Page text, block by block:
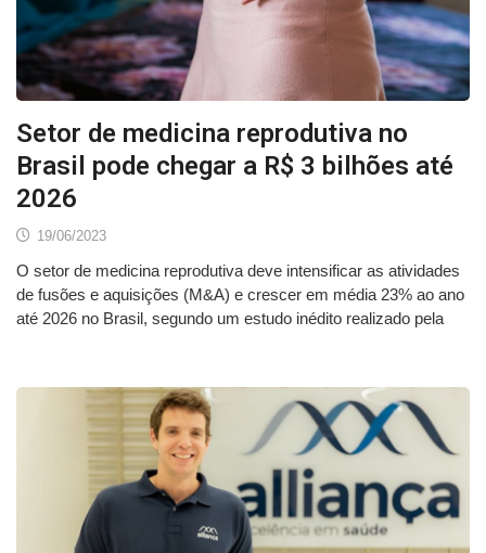
Setor de medicina reprodutiva no
Brasil pode chegar a R$ 3 bilhões até
2026
19/06/2023
O setor de medicina reprodutiva deve intensificar as atividades
de fusões e aquisições (M&A) e crescer em média 23% ao ano
até 2026 no Brasil, segundo um estudo inédito realizado pela